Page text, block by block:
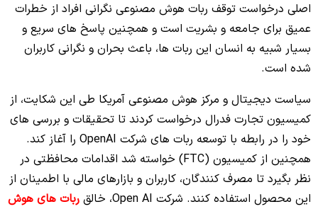
اصلی درخواست توقف ربات هوش مصنوعی نگرانی افراد از خطرات
عمیق برای جامعه و بشریت است و همچنین پاسخ های سریع و
بسیار شبیه به انسان این ربات ها، باعث بحران و نگرانی کاربران
شده است.
سیاست دیجیتال و مرکز هوش مصنوعی آمریکا طی این شکایت، از
کمیسیون تجارت فدرال درخواست کردند تا تحقیقات و بررسی های
خود را در رابطه با توسعه ربات های شرکت OpenAI را آغاز کند.
همچنین از کمیسیون (FTC) خواسته شد اقدامات محافظتی در
نظر بگیرد تا مصرف کنندگان، کاربران و بازارهای مالی با اطمینان از
این محصول استفاده کنند. شرکت Open AI، خالق
ربات های هوش